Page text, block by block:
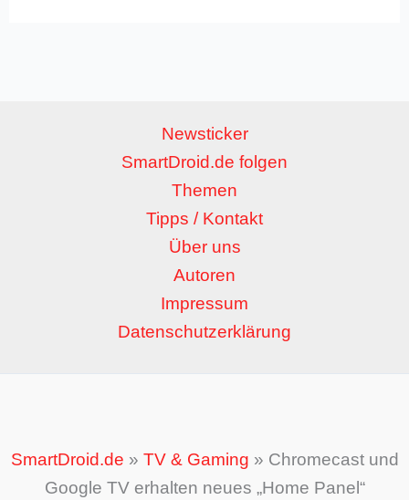
Newsticker
SmartDroid.de folgen
Themen
Tipps / Kontakt
Über uns
Autoren
Impressum
Datenschutzerklärung
SmartDroid.de » TV & Gaming » Chromecast und
Google TV erhalten neues „Home Panel“